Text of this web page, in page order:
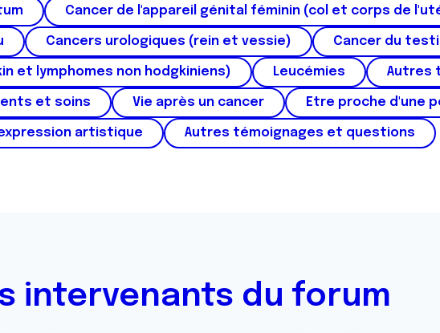
Cancer de l'appareil génital féminin (col et corps de
Cancers urologiques (rein et vessie) Cancer du
et lymphomes non hodgkiniens) Leucémies Autres
et soins Vie après un cancer Etre proche d'une
artistique Autres témoignages et questions
intervenants du forum